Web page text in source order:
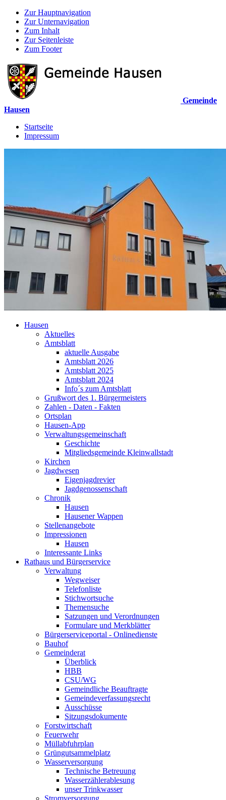
Zur Hauptnavigation
Zur Unternavigation
Zum Inhalt
Zur Seitenleiste
Zum Footer
Gemeinde
Hausen
Startseite
Impressum
Hausen
Aktuelles
Amtsblatt
aktuelle Ausgabe
Amtsblatt 2026
Amtsblatt 2025
Amtsblatt 2024
Info´s zum Amtsblatt
Grußwort des 1. Bürgermeisters
Zahlen - Daten - Fakten
Ortsplan
Hausen-App
Verwaltungsgemeinschaft
Geschichte
Mitgliedsgemeinde Kleinwallstadt
Kirchen
Jagdwesen
Eigenjagdrevier
Jagdgenossenschaft
Chronik
Hausen
Hausener Wappen
Stellenangebote
Impressionen
Hausen
Interessante Links
Rathaus und Bürgerservice
Verwaltung
Wegweiser
Telefonliste
Stichwortsuche
Themensuche
Satzungen und Verordnungen
Formulare und Merkblätter
Bürgerserviceportal - Onlinedienste
Bauhof
Gemeinderat
Überblick
HBB
CSU/WG
Gemeindliche Beauftragte
Gemeindeverfassungsrecht
Ausschüsse
Sitzungsdokumente
Forstwirtschaft
Feuerwehr
Müllabfuhrplan
Grüngutsammelplatz
Wasserversorgung
Technische Betreuung
Wasserzählerablesung
unser Trinkwasser
Stromversorgung